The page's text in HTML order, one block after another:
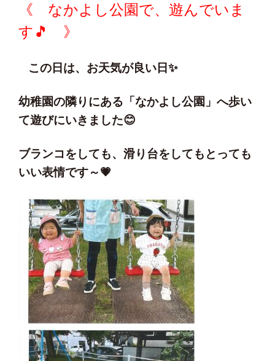
《 なかよし公園で、遊んでいま
す🎵 》
この日は、お天気が良い日✨
幼稚園の隣りにある「なかよし公園」へ歩い
て遊びにいきました😊
ブランコをしても、滑り台をしてもとっても
いい表情です～💗